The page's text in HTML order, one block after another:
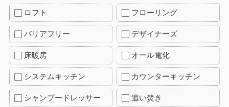
ロフト フローリング
バリアフリー デザイナーズ
床暖房 オール電化
システムキッチン カウンターキッチン
シャンプードレッサー 追い焚き